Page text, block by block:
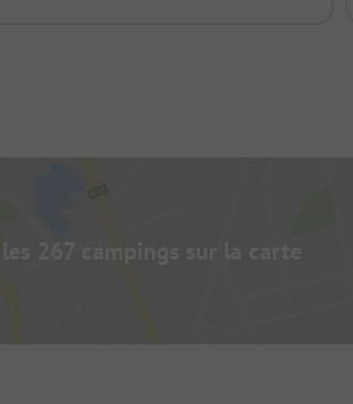
267 campings sur la carte